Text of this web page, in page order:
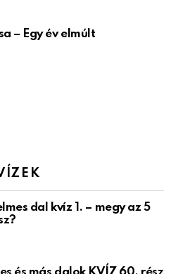
– Egy év elmúlt
dal kvíz 1. – megy az 5